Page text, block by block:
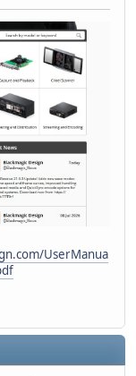
UserManua